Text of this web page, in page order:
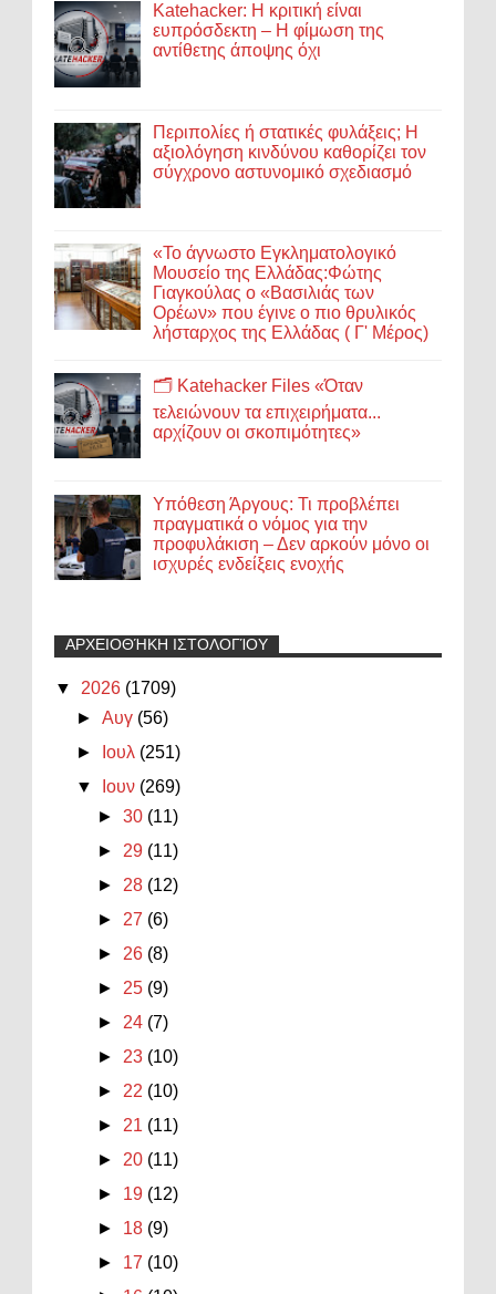
Katehacker: Η κριτική είναι
ευπρόσδεκτη – Η φίμωση της
αντίθετης άποψης όχι
Περιπολίες ή στατικές φυλάξεις; Η
αξιολόγηση κινδύνου καθορίζει τον
σύγχρονο αστυνομικό σχεδιασμό
«Το άγνωστο Εγκληματολογικό
Μουσείο της Ελλάδας:Φώτης
Γιαγκούλας ο «Βασιλιάς των
Ορέων» που έγινε ο πιο θρυλικός
λήσταρχος της Ελλάδας ( Γ' Μέρος)
🗂️ Katehacker Files «Όταν
τελειώνουν τα επιχειρήματα...
αρχίζουν οι σκοπιμότητες»
Υπόθεση Άργους: Τι προβλέπει
πραγματικά ο νόμος για την
προφυλάκιση – Δεν αρκούν μόνο οι
ισχυρές ενδείξεις ενοχής
ΑΡΧΕΙΟΘΉΚΗ ΙΣΤΟΛΟΓΊΟΥ
▼ 2026 (1709)
►Αυγ (56)
►
Ιουλ (251)
▼
Ιουν (269)
►30 (11)
► 29 (11)
► 28 (12)
► 27 (6)
► 26 (8)
► 25 (9)
► 24 (7)
► 23 (10)
► 22 (10)
► 21 (11)
► 20 (11)
► 19 (12)
► 18 (9)
► 17 (10)